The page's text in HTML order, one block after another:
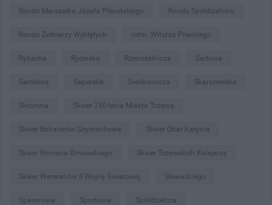
Rondo Marszałka Józefa Piłsudskiego Rondo Spółdzielców
Rondo Żołnierzy Wyklętych rotm. Witolda Pileckiego
Rybacka Rycerska Rzemieślnicza Sadowa
Sambora Saperska Sienkiewicza Skarszewska
Skromna Skwer 750-lecia Miasta Tczewa
Skwer Bohaterów Szymankowa Skwer Ofiar Katynia
Skwer Romana Dmowskiego Skwer Tczewskich Kolejarzy
Skwer Weteranów II Wojny Światowej Słowackiego
Spacerowa Sportowa Spółdzielcza